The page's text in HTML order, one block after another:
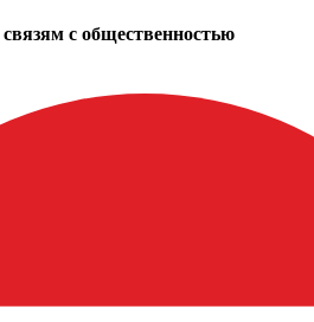
с общественностью